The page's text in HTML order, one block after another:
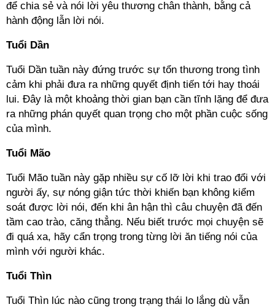
để chia sẻ và nói lời yêu thương chân thành, bằng cả
hành động lẫn lời nói.
Tuổi Dần
Tuổi Dần tuần này đứng trước sự tổn thương trong tình
cảm khi phải đưa ra những quyết định tiến tới hay thoái
lui. Đây là một khoảng thời gian bạn cần tĩnh lặng để đưa
ra những phán quyết quan trọng cho một phần cuộc sống
của mình.
Tuổi Mão
Tuổi Mão tuần này gặp nhiều sự cố lỡ lời khi trao đổi với
người ấy, sự nóng giận tức thời khiến bạn không kiểm
soát được lời nói, đến khi ân hận thì câu chuyện đã đến
tầm cao trào, căng thẳng. Nếu biết trước mọi chuyện sẽ
đi quá xa, hãy cẩn trọng trong từng lời ăn tiếng nói của
mình với người khác.
Tuổi Thìn
Tuổi Thìn lúc nào cũng trong trạng thái lo lắng dù vẫn